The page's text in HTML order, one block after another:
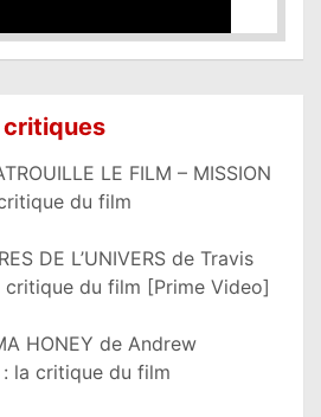
critiques
LE FILM – MISSION
du film
DE L’UNIVERS de Travis
critique du film [Prime Video]
HONEY de Andrew
la critique du film